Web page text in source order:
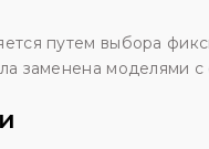
путем выбора
заменена моделями